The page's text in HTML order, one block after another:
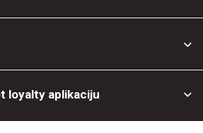
loyalty aplikaciju